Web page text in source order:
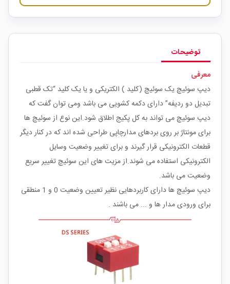
توضیحات
معرفی
دیپ سوئیچ یک سوئیچ (کلید ) الکتریکی و یا یک کلید “تک قطبی
تبدیل دو ردیفه” دارای دکمه کشویی می باشد ومی توان گفت که
دیپ سوئیچ می تواند به کل پکیج اطلاق شود.این نوع از سوئیچ ها
برای مونتاژ بر روی بردهای مدارچاپی طراحی شده اند که در کنار دیگر
قطعات الکترونیکی قرار گیرند و برای تغییر وضعیت وسایل
الکترونیکی استفاده می شوند.از مزیت های این سوئیچ تغییر سریع
وضعیت می باشد.
دیپ سوئیچ ها دارای کاربردهایی نظیر تعیین وضعیت 0 و 1 منطقی
برای ورودی مدار ها و ... می باشند .